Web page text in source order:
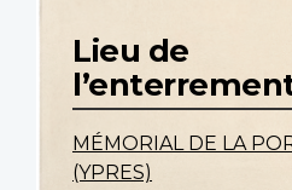
Lieu de
MÉMORIAL DE LA
(YPRES)